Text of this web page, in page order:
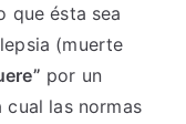
que ésta sea
(muerte
por un
las normas